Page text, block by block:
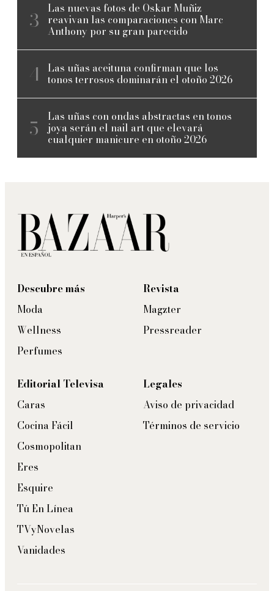
Las nuevas fotos de Oskar Muñiz
reavivan las comparaciones con Marc
Anthony por su gran parecido
Las uñas aceituna confirman que los
tonos terrosos dominarán el otoño 2026
Las uñas con ondas abstractas en tonos
joya serán el nail art que elevará
cualquier manicure en otoño 2026
Descubre más
Moda
Wellness
Perfumes
Revista
Magzter
Pressreader
Editorial Televisa
Caras
Cocina Fácil
Cosmopolitan
Eres
Esquire
Tú En Línea
TVyNovelas
Vanidades
Legales
Aviso de privacidad
Términos de servicio